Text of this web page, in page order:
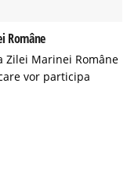
Române
Zilei Marinei Române
vor participa